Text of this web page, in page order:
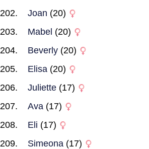
Joan (20)
Mabel (20)
Beverly (20)
Elisa (20)
Juliette (17)
Ava (17)
Eli (17)
Simeona (17)